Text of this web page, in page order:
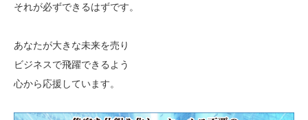
それが必ずできるはずです。
あなたが大きな未来を売り
ビジネスで飛躍できるよう
心から応援しています。